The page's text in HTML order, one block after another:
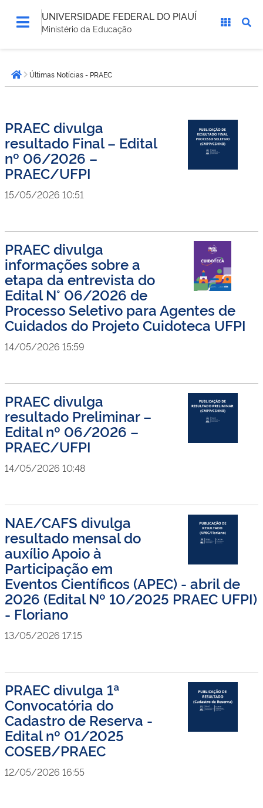
UNIVERSIDADE FEDERAL DO PIAUÍ
Ministério da Educação
está
aqui:Página inicial
Últimas Notícias - PRAEC
PRAEC divulga
resultado Final – Edital
nº 06/2026 –
PRAEC/UFPI
15/05/2026 10:51
PRAEC divulga
informações sobre a
etapa da entrevista do
Edital N° 06/2026 de
Processo Seletivo para Agentes de
Cuidados do Projeto Cuidoteca UFPI
14/05/2026 15:59
PRAEC divulga
resultado Preliminar –
Edital nº 06/2026 –
PRAEC/UFPI
14/05/2026 10:48
NAE/CAFS divulga
resultado mensal do
auxílio Apoio à
Participação em
Eventos Científicos (APEC) - abril de
2026 (Edital Nº 10/2025 PRAEC UFPI)
- Floriano
13/05/2026 17:15
PRAEC divulga 1ª
Convocatória do
Cadastro de Reserva -
Edital nº 01/2025
COSEB/PRAEC
12/05/2026 16:55